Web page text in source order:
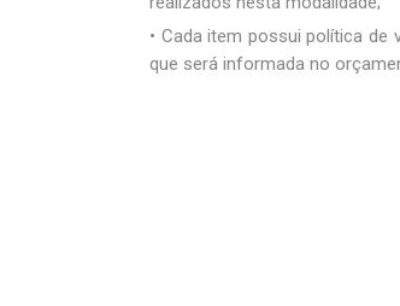
• Cada item possui política de
que será informada no